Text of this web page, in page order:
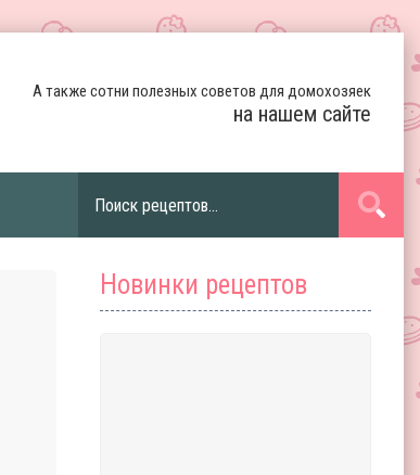
А также сотни полезных советов для домохозяек
на нашем сайте
Новинки рецептов